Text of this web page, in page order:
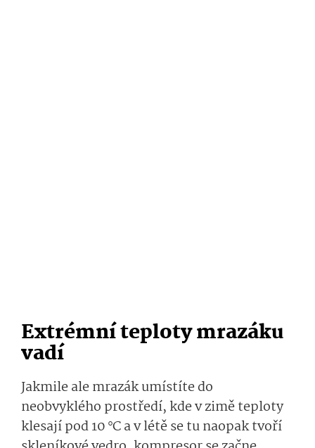
Extrémní teploty mrazáku
vadí
Jakmile ale mrazák umístíte do
neobvyklého prostředí, kde v zimě teploty
klesají pod 10 °C a v létě se tu naopak tvoří